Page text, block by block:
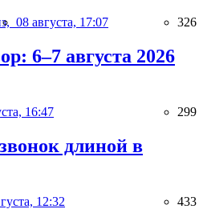
08 августа, 17:07 326
6–7 августа 2026
16:47 299
длиной в
12:32 433